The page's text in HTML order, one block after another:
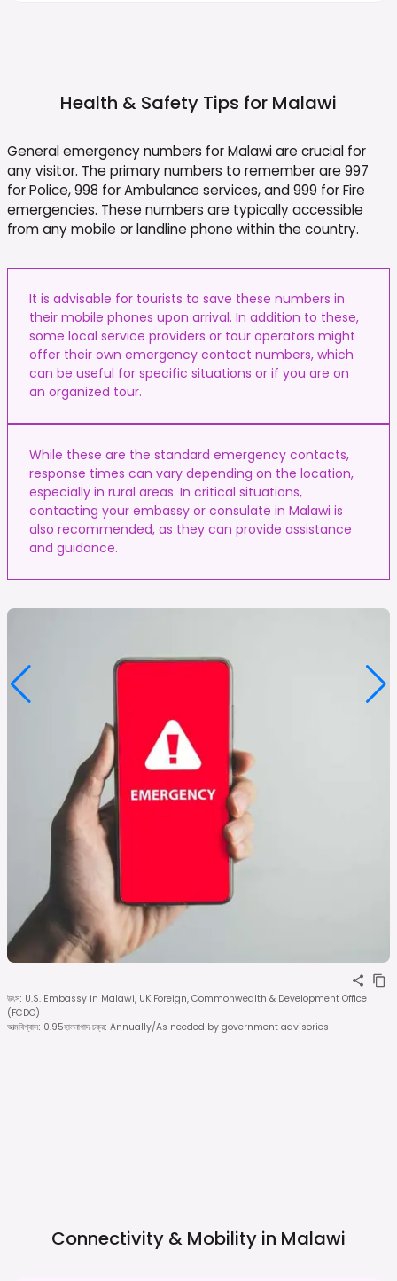
Health & Safety Tips for Malawi
General emergency numbers for Malawi are crucial for
any visitor. The primary numbers to remember are 997
for Police, 998 for Ambulance services, and 999 for Fire
emergencies. These numbers are typically accessible
from any mobile or landline phone within the country.
It is advisable for tourists to save these numbers in
their mobile phones upon arrival. In addition to these,
some local service providers or tour operators might
offer their own emergency contact numbers, which
can be useful for specific situations or if you are on
an organized tour.
While these are the standard emergency contacts,
response times can vary depending on the location,
especially in rural areas. In critical situations,
contacting your embassy or consulate in Malawi is
also recommended, as they can provide assistance
and guidance.
উৎস: U.S. Embassy in Malawi, UK Foreign, Commonwealth & Development Office
(FCDO)
আত্মবিশ্বাস: 0.95হালনাগাদ চক্র: Annually/As needed by government advisories
Connectivity & Mobility in Malawi